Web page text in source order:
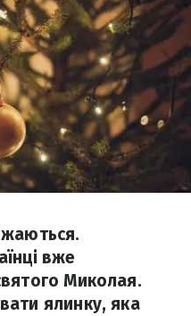
вже
Миколая.
ялинку, яка